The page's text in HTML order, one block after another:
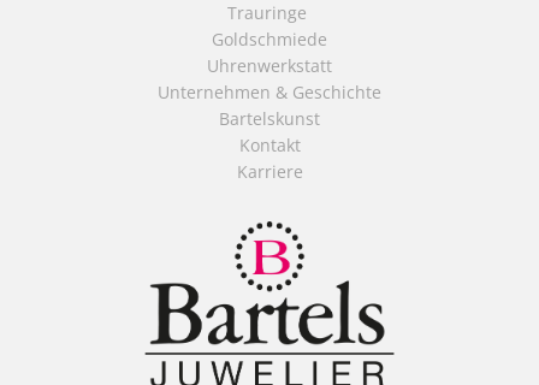
Trauringe
Goldschmiede
Uhrenwerkstatt
Unternehmen & Geschichte
Bartelskunst
Kontakt
Karriere